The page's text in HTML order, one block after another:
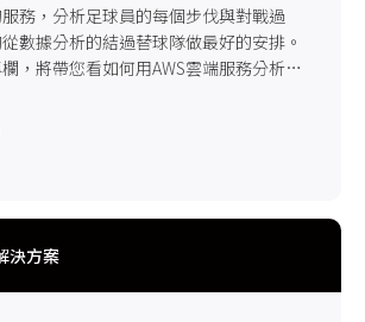
務，分析足球員的每個步伐與對戰過
數據分析的結過替球隊做最好的安排。
，將帶您看如何用AWS雲端服務分析世
決方案